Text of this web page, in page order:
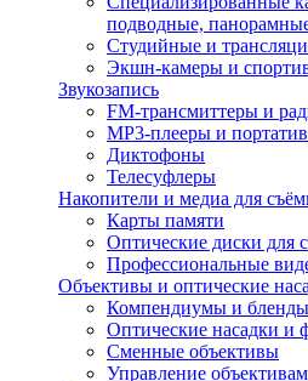
подводные,
Студийные и
Экшн-камеры и
Звукозапись
FM-трансмиттеры и
MP3-плееры и
Диктофоны
Телесуфлеры
Накопители и медиа для
Карты памяти
Оптические диски для
Профессиональные
Объективы и оптические
Компендиумы и бленды
Оптические насадки и
Сменные объективы
Управление